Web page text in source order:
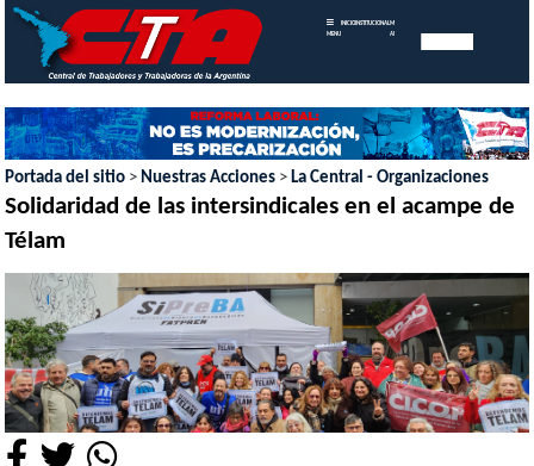
MENU
INICIOINSTITUCIONAL MEMORIAS
ANUALES
Portada del sitio > Nuestras Acciones > La Central - Organizaciones
Solidaridad de las intersindicales en el acampe de
Télam